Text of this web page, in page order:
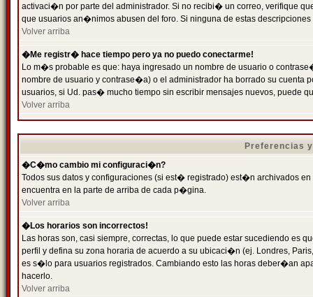
activaci�n por parte del administrador. Si no recibi� un correo, verifique
que usuarios an�nimos abusen del foro. Si ninguna de estas
Volver arriba
�Me registr� hace tiempo pero ya no puedo conectarme!
Lo m�s probable es que: haya ingresado un nombre de usuario o
nombre de usuario y contrase�a) o el administrador ha borrado su
usuarios, si Ud. pas� mucho tiempo sin escribir mensajes nuevos, puede
Volver arriba
Preferencias
�C�mo cambio mi configuraci�n?
Todos sus datos y configuraciones (si est� registrado) est�n archivados
encuentra en la parte de arriba de cada p�gina.
Volver arriba
�Los horarios son incorrectos!
Las horas son, casi siempre, correctas, lo que puede estar sucediendo es
perfil y defina su zona horaria de acuerdo a su ubicaci�n (ej. Londres,
es s�lo para usuarios registrados. Cambiando esto las horas deber�an
hacerlo.
Volver arriba